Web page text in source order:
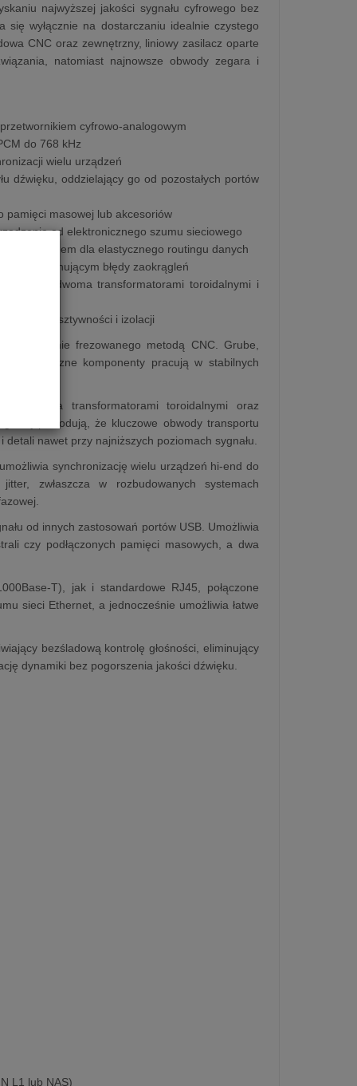
najwyższej jakości sygnału cyfrowego bez
się wyłącznie na dostarczaniu idealnie czystego
CNC oraz zewnętrzny, liniowy zasilacz oparte
natomiast najnowsze obwody zegara i
cyfrowo-analogowym
do 768 kHz
wielu urządzeń
dźwięku, oddzielający go od pozostałych portów
pamięci masowej lub akcesoriów
od elektronicznego szumu sieciowego
switchem dla elastycznego routingu danych
eliminującym błędy zaokrągleń
CNC z dwoma transformatorami toroidalnymi i
sztywności i izolacji
precyzyjnie frezowanego metodą CNC. Grube,
wewnętrzne komponenty pracują w stabilnych
z dwoma transformatorami toroidalnymi oraz
powodują, że kluczowe obwody transportu
nawet przy najniższych poziomach sygnału.
synchronizację wielu urządzeń hi-end do
zwłaszcza w rozbudowanych systemach
od innych zastosowań portów USB. Umożliwia
czy podłączonych pamięci masowych, a dwa
T), jak i standardowe RJ45, połączone
sieci Ethernet, a jednocześnie umożliwia łatwe
bezśladową kontrolę głośności, eliminujący
dynamiki bez pogorszenia jakości dźwięku.
L1 lub NAS)